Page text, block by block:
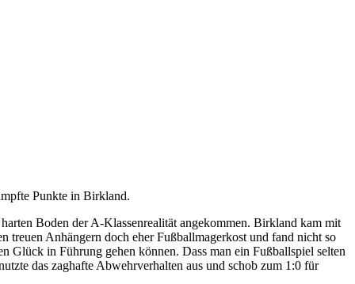
Punkte in Birkland.
Boden der A-Klassenrealität angekommen. Birkland kam mit
treuen Anhängern doch eher Fußballmagerkost und fand nicht so
Glück in Führung gehen können. Dass man ein Fußballspiel selten
das zaghafte Abwehrverhalten aus und schob zum 1:0 für